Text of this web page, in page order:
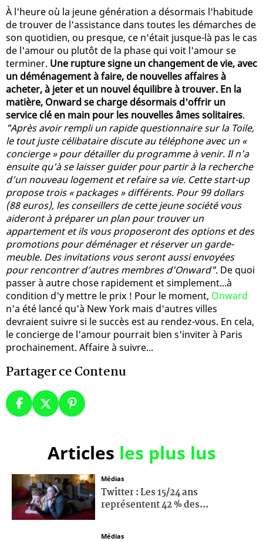
À l'heure où la jeune génération a désormais l'habitude
de trouver de l'assistance dans toutes les démarches de
son quotidien, ou presque, ce n'était jusque-là pas le cas
de l'amour ou plutôt de la phase qui voit l'amour se
terminer. Une rupture signe un changement de vie, avec
un déménagement à faire, de nouvelles affaires à
acheter, à jeter et un nouvel équilibre à trouver. En la
matière, Onward se charge désormais d'offrir un
service clé en main pour les nouvelles âmes solitaires.
"Après avoir rempli un rapide questionnaire sur la Toile,
le tout juste célibataire discute au téléphone avec un «
concierge » pour détailler du programme à venir. Il n’a
ensuite qu’à se laisser guider pour partir à la recherche
d’un nouveau logement et refaire sa vie. Cette start-up
propose trois « packages » différents. Pour 99 dollars
(88 euros), les conseillers de cette jeune société vous
aideront à préparer un plan pour trouver un
appartement et ils vous proposeront des options et des
promotions pour déménager et réserver un garde-
meuble. Des invitations vous seront aussi envoyées
pour rencontrer d’autres membres d’Onward". De quoi
passer à autre chose rapidement et simplement...à
condition d'y mettre le prix ! Pour le moment, Onward
n'a été lancé qu'à New York mais d'autres villes
devraient suivre si le succès est au rendez-vous. En cela,
le concierge de l'amour pourrait bien s'inviter à Paris
prochainement. Affaire à suivre...
Partager ce Contenu
Articles les plus lus
Médias
Twitter : Les 15/24 ans
représentent 42 % des...
Médias